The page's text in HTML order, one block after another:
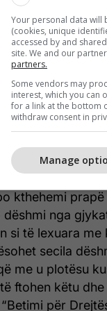
marrjen në
prova”, tha
prokurori
Halimi
tij në njërën nga
të
në
kthehemi
nga
si të lexuara
secila
me u plotësu
ftohen këtu
për
Your personal data will
(cookies, unique
accessed by and
site. We and our
partners.
Some vendors may
interest, which you can
for a link at the bottom
withdraw consent in
Manage